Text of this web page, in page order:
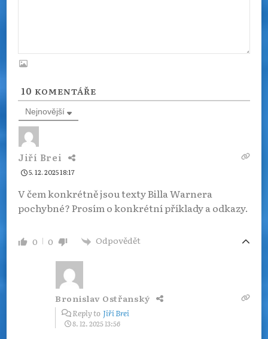
10 KOMENTÁŘE
Nejnovější
Jiří Brei
5. 12. 2025 18:17
V čem konkrétně jsou texty Billa Warnera
pochybné? Prosím o konkrétní příklady a odkazy.
0 0 Odpovědět
Bronislav Ostřanský
Reply to Jiří Brei
8. 12. 2025 13:56